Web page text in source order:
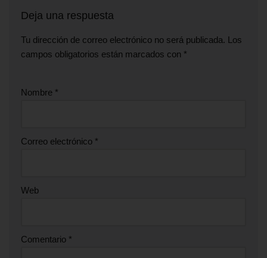
Deja una respuesta
Tu dirección de correo electrónico no será publicada. Los
campos obligatorios están marcados con *
Nombre *
Correo electrónico *
Web
Comentario *